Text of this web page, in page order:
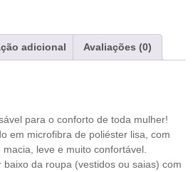
adicional Avaliações (0)
para o conforto de toda mulher!
em microfibra de poliéster lisa, com
leve e muito confortável.
da roupa (vestidos ou saias) com